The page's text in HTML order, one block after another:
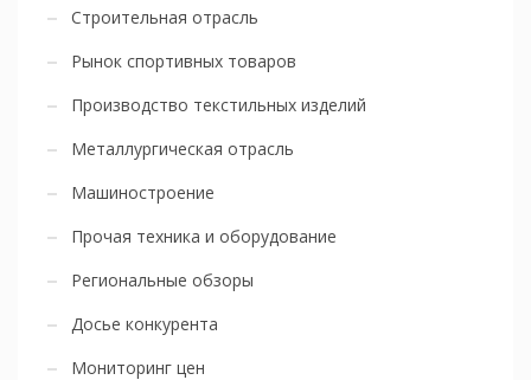
Строительная отрасль
Рынок спортивных товаров
Производство текстильных изделий
Металлургическая отрасль
Машиностроение
Прочая техника и оборудование
Региональные обзоры
Досье конкурента
Мониторинг цен